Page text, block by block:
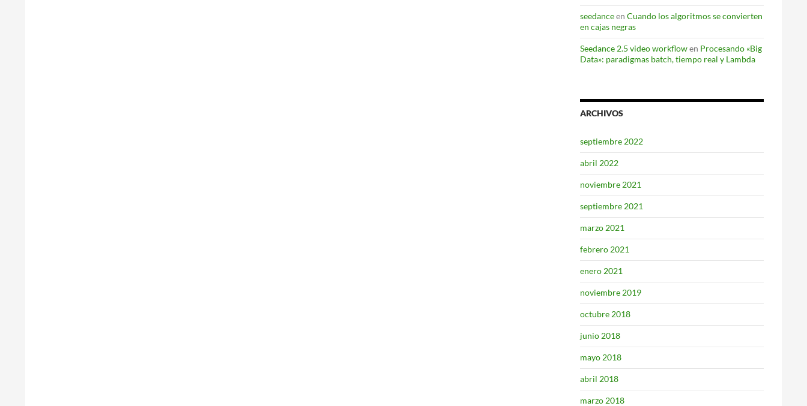
seedanceen Cuando los algoritmos se convierten
en cajas negras
Seedance 2.5 video workflowen Procesando «Big
Data»: paradigmas batch, tiempo real y Lambda
ARCHIVOS
septiembre 2022
abril 2022
noviembre 2021
septiembre 2021
marzo 2021
febrero 2021
enero 2021
noviembre 2019
octubre 2018
junio 2018
mayo 2018
abril 2018
marzo 2018